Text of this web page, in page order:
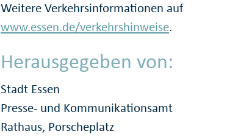
Weitere Verkehrsinformationen auf
www.essen.de/verkehrshinweise.
Herausgegeben von:
Stadt Essen
Presse- und Kommunikationsamt
Rathaus, Porscheplatz